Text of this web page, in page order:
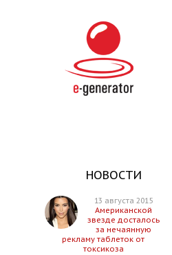
НОВОСТИ
13 августа 2015
Американской
звезде досталось
за нечаянную
рекламу таблеток от
токсикоза